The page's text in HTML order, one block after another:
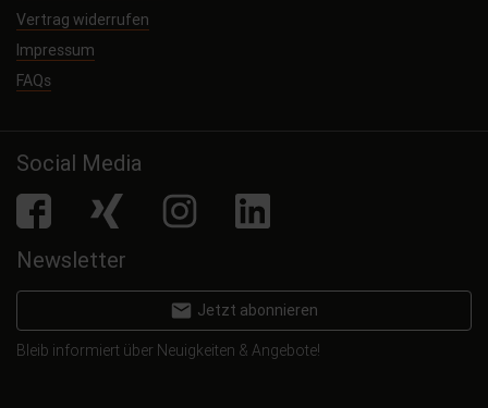
Vertrag widerrufen
Impressum
FAQs
Social Media
facebook Xing Instagram LinkedIn
Newsletter
email Jetzt abonnieren
Bleib informiert über Neuigkeiten & Angebote!